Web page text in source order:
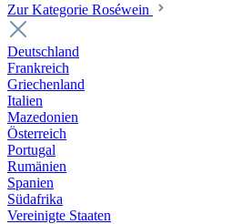
Zur Kategorie Roséwein
Deutschland
Frankreich
Griechenland
Italien
Mazedonien
Österreich
Portugal
Rumänien
Spanien
Südafrika
Vereinigte Staaten